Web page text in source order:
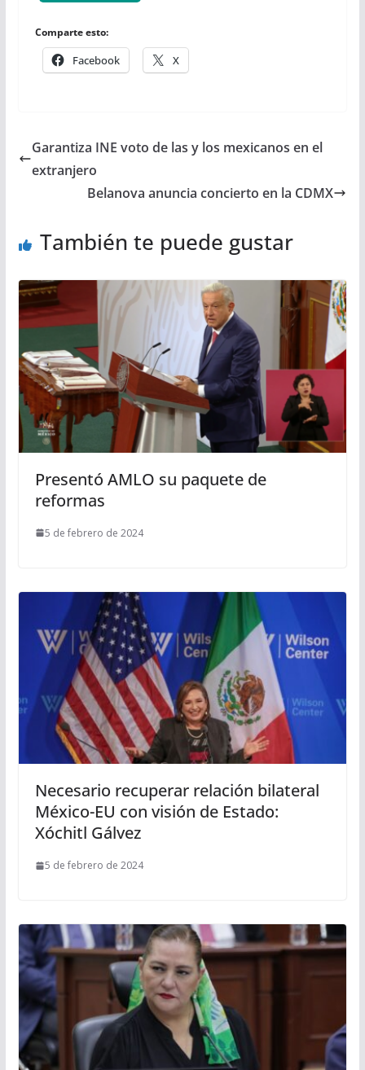
Comparte esto:
Facebook X
Garantiza INE voto de las y los mexicanos en el
extranjero
Belanova anuncia concierto en la CDMX
También te puede gustar
Presentó AMLO su paquete de
reformas
5 de febrero de 2024
Necesario recuperar relación bilateral
México-EU con visión de Estado:
Xóchitl Gálvez
5 de febrero de 2024